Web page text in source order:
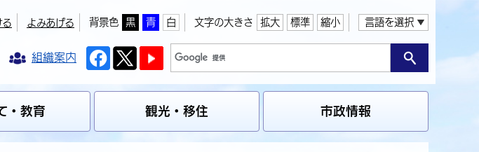
る よみあげる 背景色 黒 青 白 文字の大きさ 拡大 標準 縮小 言語を選択
組織案内
・教育 観光・移住 市政情報